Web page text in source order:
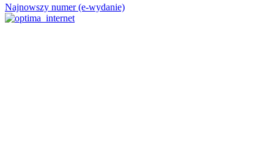
Najnowszy numer (e-wydanie)